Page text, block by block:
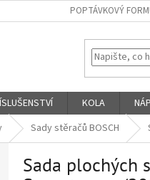
POPTÁVKOVÝ
KOLA
Sady stěračů BOSCH
Sada plochých